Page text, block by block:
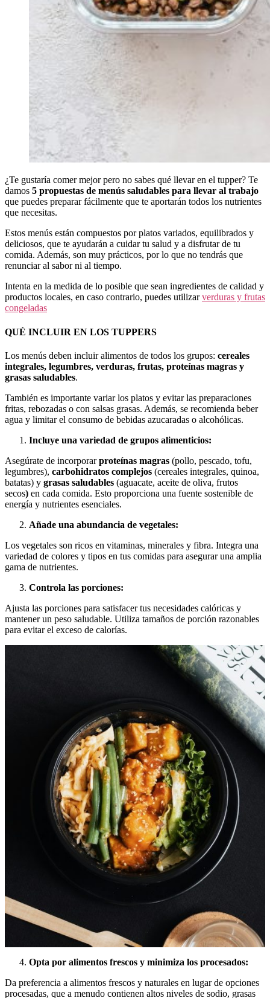
¿Te gustaría comer mejor pero no sabes qué llevar en el tupper? Te
damos 5 propuestas de menús saludables para llevar al trabajo
que puedes preparar fácilmente que te aportarán todos los nutrientes
que necesitas.
Estos menús están compuestos por platos variados, equilibrados y
deliciosos, que te ayudarán a cuidar tu salud y a disfrutar de tu
comida. Además, son muy prácticos, por lo que no tendrás que
renunciar al sabor ni al tiempo.
Intenta en la medida de lo posible que sean ingredientes de calidad y
productos locales, en caso contrario, puedes utilizarverduras y frutas
congeladas
QUÉ INCLUIR EN LOS TUPPERS
Los menús deben incluir alimentos de todos los grupos: cereales
integrales, legumbres, verduras, frutas, proteínas magras y
grasas saludables.
También es importante variar los platos y evitar las preparaciones
fritas, rebozadas o con salsas grasas. Además, se recomienda beber
agua y limitar el consumo de bebidas azucaradas o alcohólicas.
Incluye una variedad de grupos alimenticios:
Asegúrate de incorporarproteínas magras (pollo, pescado, tofu,
legumbres), carbohidratos complejos (cereales integrales, quinoa,
batatas) y grasas saludables (aguacate, aceite de oliva, frutos
secos) en cada comida. Esto proporciona una fuente sostenible de
energía y nutrientes esenciales.
Añade una abundancia de vegetales:
Los vegetales son ricos en vitaminas, minerales y fibra. Integra una
variedad de colores y tipos en tus comidas para asegurar una amplia
gama de nutrientes.
Controla las porciones:
Ajusta las porciones para satisfacer tus necesidades calóricas y
mantener un peso saludable. Utiliza tamaños de porción razonables
para evitar el exceso de calorías.
Opta por alimentos frescos y minimiza los procesados:
Da preferencia a alimentos frescos y naturales en lugar de opciones
procesadas, que a menudo contienen altos niveles de sodio, grasas